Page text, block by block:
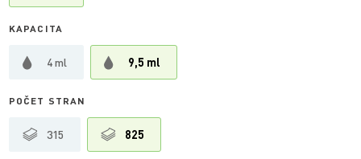
KAPACITA
4 ml 9,5 ml
POČET STRAN
315 825